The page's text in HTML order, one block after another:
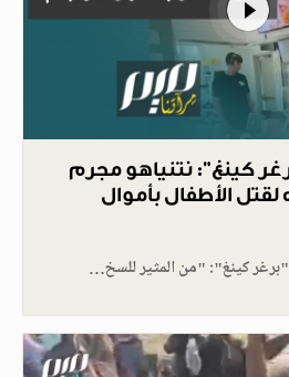
كينغ": نتنياهو مجرم
الأطفال بأموال
كينغ": "من المثير للسخ…